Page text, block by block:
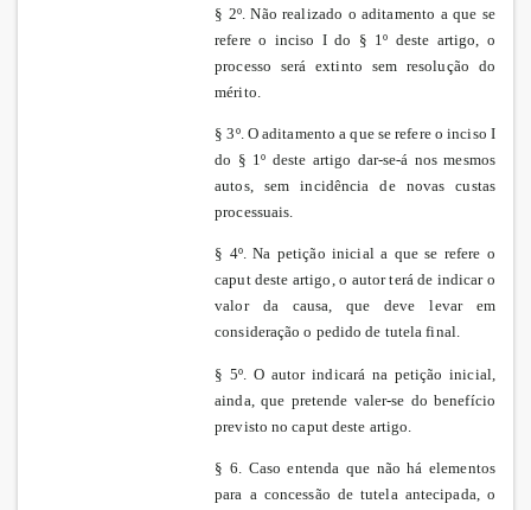
§ 2º. Não realizado o aditamento a que se
refere o inciso I do § 1º deste artigo, o
processo será extinto sem resolução do
mérito.
§ 3º. O aditamento a que se refere o inciso I
do § 1º deste artigo dar-se-á nos mesmos
autos, sem incidência de novas custas
processuais.
§ 4º. Na petição inicial a que se refere o
caput deste artigo, o autor terá de indicar o
valor da causa, que deve levar em
consideração o pedido de tutela final.
§ 5º. O autor indicará na petição inicial,
ainda, que pretende valer-se do benefício
previsto no caput deste artigo.
§ 6. Caso entenda que não há elementos
para a concessão de tutela antecipada, o